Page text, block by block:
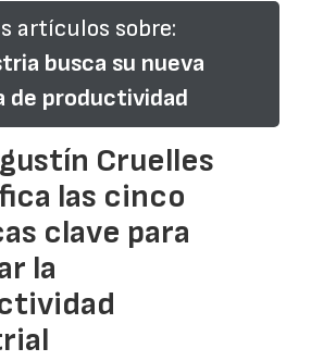
artículos sobre:
busca su nueva
de productividad
Cruelles
las cinco
clave para
la